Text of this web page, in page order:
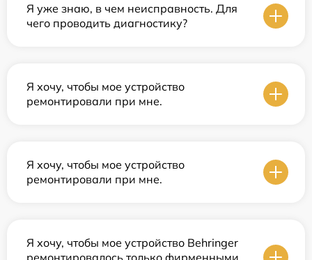
Я уже знаю, в чем неисправность. Для
чего проводить диагностику?
Я хочу, чтобы мое устройство
ремонтировали при мне.
Я хочу, чтобы мое устройство
ремонтировали при мне.
Я хочу, чтобы мое устройство Behringer
ремонтировалось только фирменными